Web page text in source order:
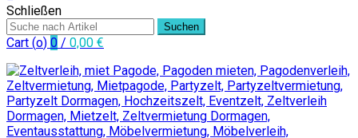
Schließen
Suchen
Cart (o) 0 / 0,00 €